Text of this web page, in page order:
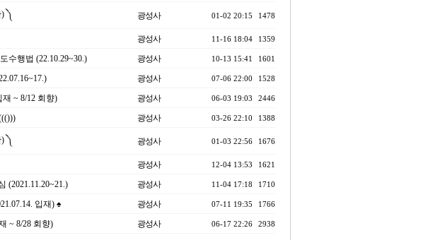
༽ 광성사 01-02 20:15 1478
광성사 11-16 18:04 1359
수행법 (22.10.29~30.) 광성사 10-13 15:41 1601
광성사 07-06 22:00 1528
재 ~ 8/12 회향) 광성사 06-03 19:03 2446
광성사 03-26 22:10 1388
༽ 광성사 01-03 22:56 1676
광성사 12-04 13:53 1621
(2021.11.20~21.) 광성사 11-04 17:18 1710
입재) ♠ 광성사 07-11 19:35 1766
~ 8/28 회향) 광성사 06-17 22:26 2938